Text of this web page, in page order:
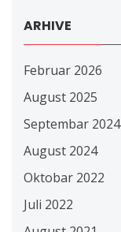
ARHIVE
Februar 2026
August 2025
Septembar 2024
August 2024
Oktobar 2022
Juli 2022